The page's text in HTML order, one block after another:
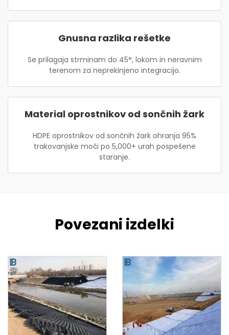
Gnusna razlika rešetke
Se prilagaja strminam do 45°, lokom in neravnim
terenom za neprekinjeno integracijo.
Material oprostnikov od sončnih žark
HDPE oprostnikov od sončnih žark ohranja 95%
trakovanjske moči po 5,000+ urah pospešene
staranje.
Povezani izdelki